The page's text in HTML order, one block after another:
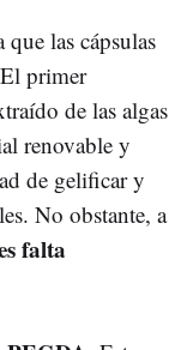
las cápsulas
primer
de las algas
renovable y
de gelificar y
No obstante, a
falta